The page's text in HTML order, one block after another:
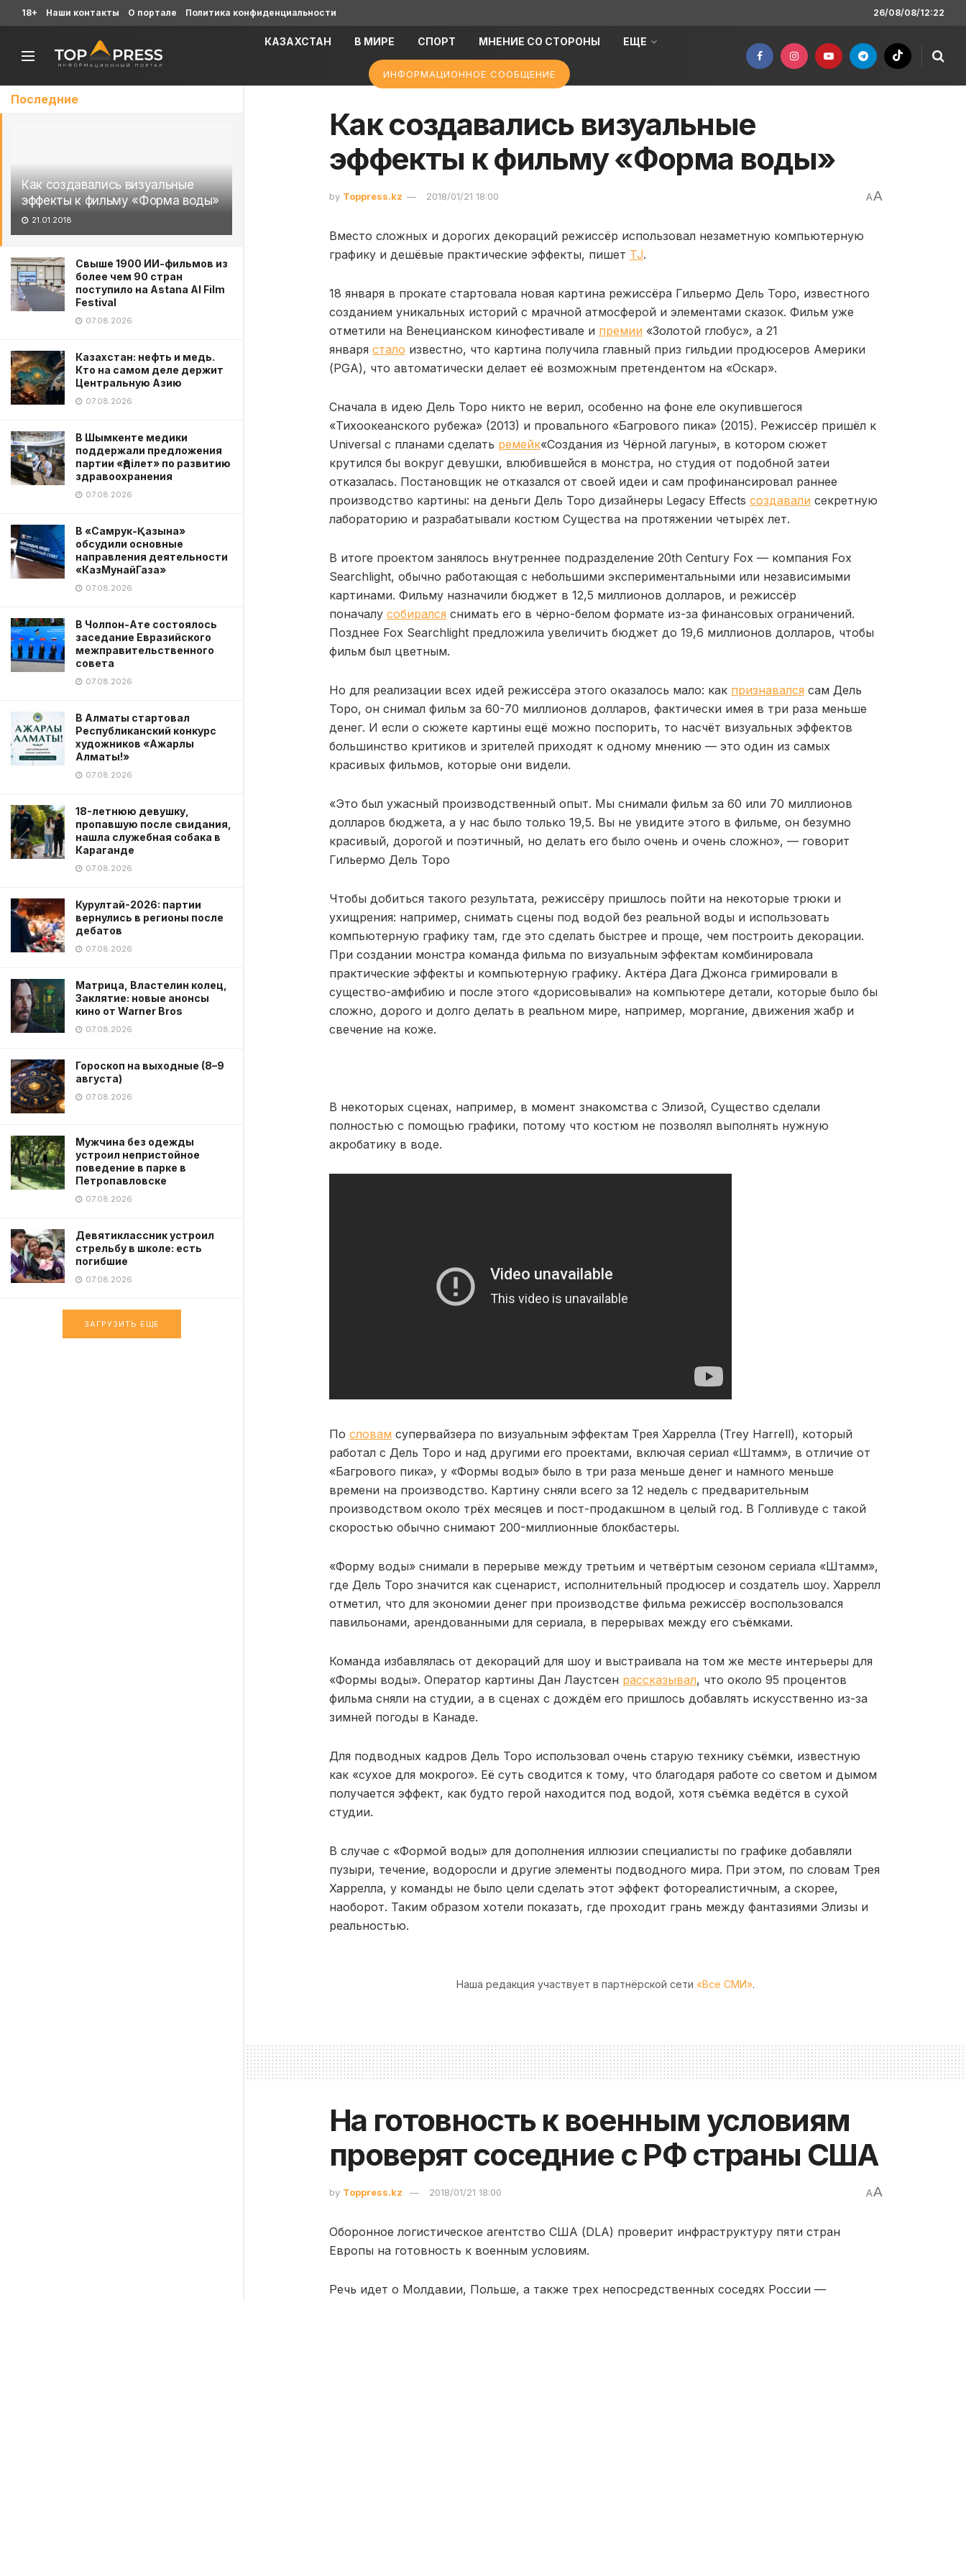
Последние
Как создавались визуальные
эффекты к фильму «Форма воды»
21.01.2018
Свыше 1900 ИИ-фильмов из
более чем 90 стран
поступило на Astana AI Film
Festival
07.08.2026
Казахстан: нефть и медь.
Кто на самом деле держит
Центральную Азию
07.08.2026
В Шымкенте медики
поддержали предложения
партии «Әділет» по развитию
здравоохранения
07.08.2026
В «Самрук-Қазына»
обсудили основные
направления деятельности
«КазМунайГаза»
07.08.2026
В Чолпон-Ате состоялось
заседание Евразийского
межправительственного
совета
07.08.2026
В Алматы стартовал
Республиканский конкурс
художников «Ажарлы
Алматы!»
07.08.2026
18-летнюю девушку,
пропавшую после свидания,
нашла служебная собака в
Караганде
07.08.2026
Курултай-2026: партии
вернулись в регионы после
дебатов
07.08.2026
Матрица, Властелин колец,
Заклятие: новые анонсы
кино от Warner Bros
07.08.2026
Гороскоп на выходные (8–9
августа)
07.08.2026
Мужчина без одежды
устроил непристойное
поведение в парке в
Петропавловске
07.08.2026
Девятиклассник устроил
стрельбу в школе: есть
погибшие
07.08.2026
ЗАГРУЗИТЬ ЕЩЕ
18+ Наши контакты О портале Политика конфиденциальности 26/08/08/12:22
КАЗАХСТАН В МИРЕ СПОРТ МНЕНИЕ СО СТОРОНЫ ЕЩЕ
ИНФОРМАЦИОННОЕ СООБЩЕНИЕ
Как создавались визуальные
эффекты к фильму «Форма воды»
by Toppress.kz 2018/01/21 18:00 AA
Вместо сложных и дорогих декораций режиссёр использовал незаметную компьютерную
графику и дешёвые практические эффекты, пишет TJ.
18 января в прокате стартовала новая картина режиссёра Гильермо Дель Торо, известного
созданием уникальных историй с мрачной атмосферой и элементами сказок. Фильм уже
отметили на Венецианском кинофестивале и премии «Золотой глобус», а 21
января стало известно, что картина получила главный приз гильдии продюсеров Америки
(PGA), что автоматически делает её возможным претендентом на «Оскар».
Сначала в идею Дель Торо никто не верил, особенно на фоне еле окупившегося
«Тихоокеанского рубежа» (2013) и провального «Багрового пика» (2015). Режиссёр пришёл к
Universal с планами сделать ремейк«Создания из Чёрной лагуны», в котором сюжет
крутился бы вокруг девушки, влюбившейся в монстра, но студия от подобной затеи
отказалась. Постановщик не отказался от своей идеи и сам профинансировал раннее
производство картины: на деньги Дель Торо дизайнеры Legacy Effects создавали секретную
лабораторию и разрабатывали костюм Существа на протяжении четырёх лет.
В итоге проектом занялось внутреннее подразделение 20th Century Fox — компания Fox
Searchlight, обычно работающая с небольшими экспериментальными или независимыми
картинами. Фильму назначили бюджет в 12,5 миллионов долларов, и режиссёр
поначалу собирался снимать его в чёрно-белом формате из-за финансовых ограничений.
Позднее Fox Searchlight предложила увеличить бюджет до 19,6 миллионов долларов, чтобы
фильм был цветным.
Но для реализации всех идей режиссёра этого оказалось мало: как признавался сам Дель
Торо, он снимал фильм за 60-70 миллионов долларов, фактически имея в три раза меньше
денег. И если о сюжете картины ещё можно поспорить, то насчёт визуальных эффектов
большинство критиков и зрителей приходят к одному мнению — это один из самых
красивых фильмов, которые они видели.
«Это был ужасный производственный опыт. Мы снимали фильм за 60 или 70 миллионов
долларов бюджета, а у нас было только 19,5. Вы не увидите этого в фильме, он безумно
красивый, дорогой и поэтичный, но делать его было очень и очень сложно», — говорит
Гильермо Дель Торо
Чтобы добиться такого результата, режиссёру пришлось пойти на некоторые трюки и
ухищрения: например, снимать сцены под водой без реальной воды и использовать
компьютерную графику там, где это сделать быстрее и проще, чем построить декорации.
При создании монстра команда фильма по визуальным эффектам комбинировала
практические эффекты и компьютерную графику. Актёра Дага Джонса гримировали в
существо-амфибию и после этого «дорисовывали» на компьютере детали, которые было бы
сложно, дорого и долго делать в реальном мире, например, моргание, движения жабр и
свечение на коже.
В некоторых сценах, например, в момент знакомства с Элизой, Существо сделали
полностью с помощью графики, потому что костюм не позволял выполнять нужную
акробатику в воде.
По словам супервайзера по визуальным эффектам Трея Харрелла (Trey Harrell), который
работал с Дель Торо и над другими его проектами, включая сериал «Штамм», в отличие от
«Багрового пика», у «Формы воды» было в три раза меньше денег и намного меньше
времени на производство. Картину сняли всего за 12 недель c предварительным
производством около трёх месяцев и пост-продакшном в целый год. В Голливуде с такой
скоростью обычно снимают 200-миллионные блокбастеры.
«Форму воды» снимали в перерыве между третьим и четвёртым сезоном сериала «Штамм»,
где Дель Торо значится как сценарист, исполнительный продюсер и создатель шоу. Харрелл
отметил, что для экономии денег при производстве фильма режиссёр воспользовался
павильонами, арендованными для сериала, в перерывах между его съёмками.
Команда избавлялась от декораций для шоу и выстраивала на том же месте интерьеры для
«Формы воды». Оператор картины Дан Лаустсен рассказывал, что около 95 процентов
фильма сняли на студии, а в сценах с дождём его пришлось добавлять искусственно из-за
зимней погоды в Канаде.
Для подводных кадров Дель Торо использовал очень старую технику съёмки, известную
как «сухое для мокрого». Её суть сводится к тому, что благодаря работе со светом и дымом
получается эффект, как будто герой находится под водой, хотя съёмка ведётся в сухой
студии.
В случае с «Формой воды» для дополнения иллюзии специалисты по графике добавляли
пузыри, течение, водоросли и другие элементы подводного мира. При этом, по словам Трея
Харрелла, у команды не было цели сделать этот эффект фотореалистичным, а скорее,
наоборот. Таким образом хотели показать, где проходит грань между фантазиями Элизы и
реальностью.
Наша редакция участвует в партнёрской сети «Все СМИ».
На готовность к военным условиям
проверят соседние с РФ страны США
by Toppress.kz 2018/01/21 18:00 AA
Оборонное логистическое агентство США (DLA) проверит инфраструктуру пяти стран
Европы на готовность к военным условиям.
Речь идет о Молдавии, Польше, а также трех непосредственных соседях России —